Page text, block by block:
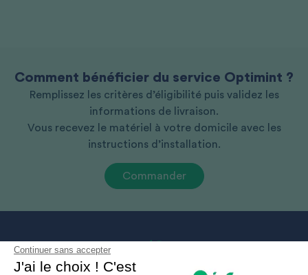
Continuer sans accepter
J'ai le choix ! C'est
Comment bénéficier du service Optimint ?
Remplissez les critères d’éligibilité puis validez les
informations de livraison.
Vous recevez le matériel à votre domicile avec les
instructions d’installation.
Commander